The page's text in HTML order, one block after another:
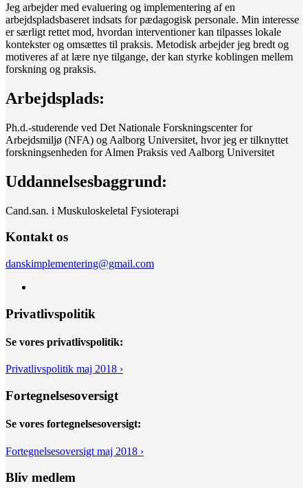
Jeg arbejder med evaluering og implementering af en
arbejdspladsbaseret indsats for pædagogisk personale. Min interesse
er særligt rettet mod, hvordan interventioner kan tilpasses lokale
kontekster og omsættes til praksis. Metodisk arbejder jeg bredt og
motiveres af at lære nye tilgange, der kan styrke koblingen mellem
forskning og praksis.
Arbejdsplads:
Ph.d.-studerende ved Det Nationale Forskningscenter for
Arbejdsmiljø (NFA) og Aalborg Universitet, hvor jeg er tilknyttet
forskningsenheden for Almen Praksis ved Aalborg Universitet
Uddannelsesbaggrund:
Cand.san. i Muskuloskeletal Fysioterapi
Kontakt os
danskimplementering@gmail.com
Privatlivspolitik
Se vores privatlivspolitik:
Privatlivspolitik maj 2018 ›
Fortegnelsesoversigt
Se vores fortegnelsesoversigt:
Fortegnelsesoversigt maj 2018 ›
Bliv medlem